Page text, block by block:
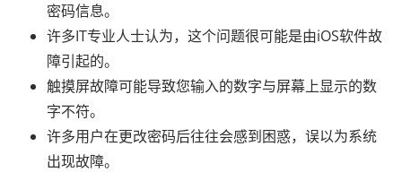
密码信息。
许多IT专业人士认为，这个问题很可能是由iOS软件故
障引起的。
触摸屏故障可能导致您输入的数字与屏幕上显示的数
字不符。
许多用户在更改密码后往往会感到困惑，误以为系统
出现故障。